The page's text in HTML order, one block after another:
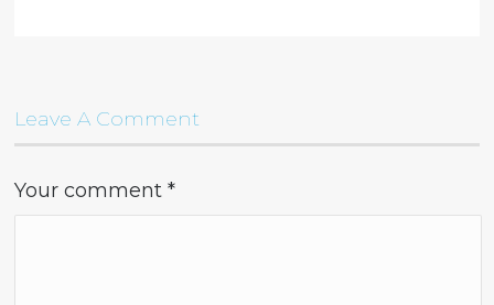
Leave A Comment
Your comment*